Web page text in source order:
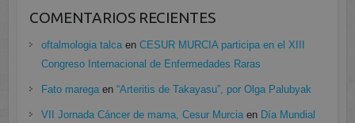
COMENTARIOS RECIENTES
oftalmologia talcaen CESUR MURCIA participa en el XIII
Congreso Internacional de Enfermedades Raras
Fato maregaen “Arteritis de Takayasu”, por Olga Palubyak
VII Jornada Cáncer de mama, Cesur Murciaen Día Mundial